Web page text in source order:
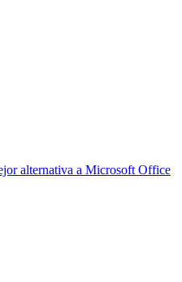
alternativa a Microsoft Office